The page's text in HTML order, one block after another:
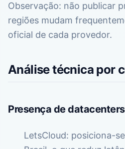
Observação: não publicar
regiões mudam
oficial de cada provedor.
Análise técnica por
Presença de
LetsCloud: posiciona-